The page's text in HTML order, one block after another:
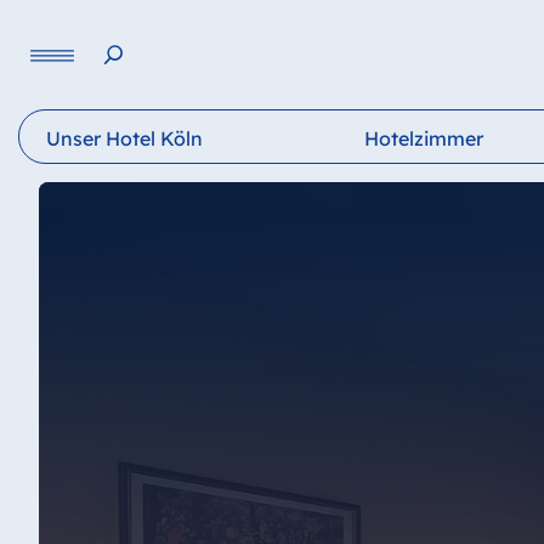
Unser Hotel Köln Hotelzimmer